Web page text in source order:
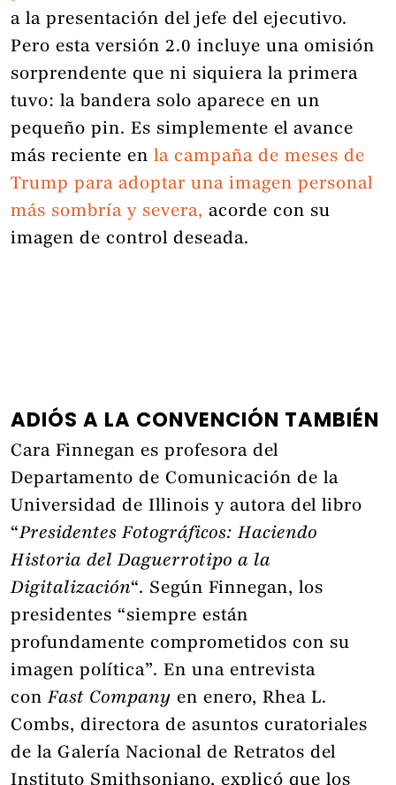
a la presentación del jefe del ejecutivo.
Pero esta versión 2.0 incluye una omisión
sorprendente que ni siquiera la primera
tuvo: la bandera solo aparece en un
pequeño pin. Es simplemente el avance
más reciente en la campaña de meses de
Trump para adoptar una imagen personal
más sombría y severa, acorde con su
imagen de control deseada.
ADIÓS A LA CONVENCIÓN TAMBIÉN
Cara Finnegan es profesora del
Departamento de Comunicación de la
Universidad de Illinois y autora del libro
“Presidentes Fotográficos: Haciendo
Historia del Daguerrotipo a la
Digitalización“. Según Finnegan, los
presidentes “siempre están
profundamente comprometidos con su
imagen política”. En una entrevista
conFast Company en enero, Rhea L.
Combs, directora de asuntos curatoriales
de la Galería Nacional de Retratos del
Instituto Smithsoniano, explicó que los